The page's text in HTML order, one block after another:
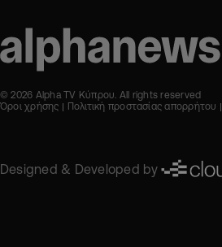
© 2026 Alpha TV Κύπρου. All rights reserved
Όροι χρήσης
Πολιτική προστασίας απορρήτου
Designed & Developed by